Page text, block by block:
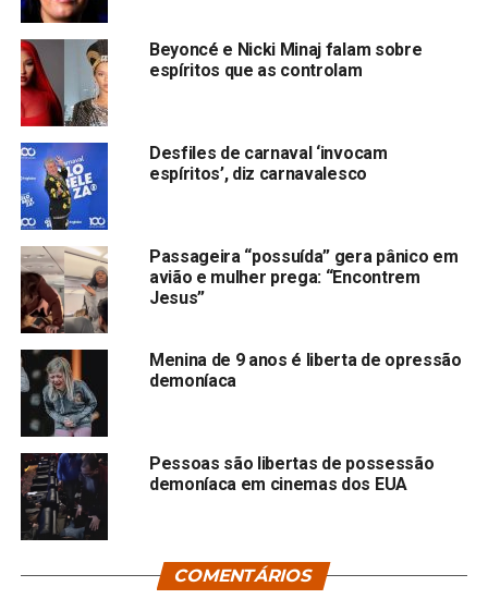
Beyoncé e Nicki Minaj falam sobre
espíritos que as controlam
Desfiles de carnaval ‘invocam
espíritos’, diz carnavalesco
Passageira “possuída” gera pânico em
avião e mulher prega: “Encontrem
Jesus”
Menina de 9 anos é liberta de opressão
demoníaca
Pessoas são libertas de possessão
demoníaca em cinemas dos EUA
COMENTÁRIOS